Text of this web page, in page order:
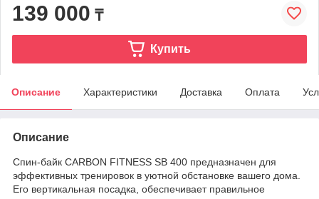
139 000 ₸
Купить
Описание Характеристики Доставка Оплата
Описание
Спин-байк CARBON FITNESS SB 400 предназначен для
эффективных тренировок в уютной обстановке вашего дома.
Его вертикальная посадка, обеспечивает правильное